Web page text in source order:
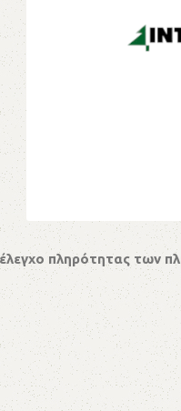
πληρότητας